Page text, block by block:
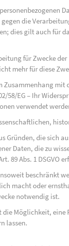
die
dies gilt auch für
für Zwecke
mehr für diese
Zusammenhang
58/EG – Ihr
verwendet
Gründen, die sich
Daten, die zu
89 Abs. 1 DSGVO
beschränkt
macht oder
notwendig ist.
die Möglichkeit,
lassen.